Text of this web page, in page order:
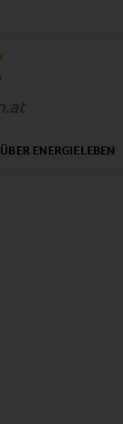
ÜBER ENERGIELEBEN